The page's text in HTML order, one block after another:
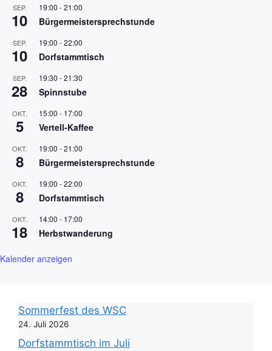
SEP.
10
19:00 -21:00
Bürgermeistersprechstunde
SEP.
10
19:00 -22:00
Dorfstammtisch
SEP.
28
19:30 -21:30
Spinnstube
OKT.
5
15:00 - 17:00
Vertell-Kaffee
OKT.
8
19:00 -21:00
Bürgermeistersprechstunde
OKT.
8
19:00 -22:00
Dorfstammtisch
OKT.
18
14:00 - 17:00
Herbstwanderung
Kalender anzeigen
Sommerfest des WSC
24. Juli 2026
Dorfstammtisch im Juli